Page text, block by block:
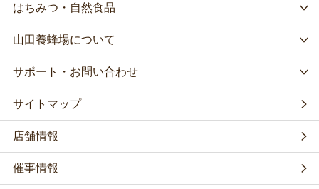
はちみつ・自然食品
山田養蜂場について
サポート・お問い合わせ
サイトマップ
店舗情報
催事情報